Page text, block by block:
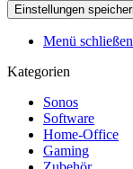
Menü schließen
Kategorien
Sonos
Software
Home-Office
Gaming